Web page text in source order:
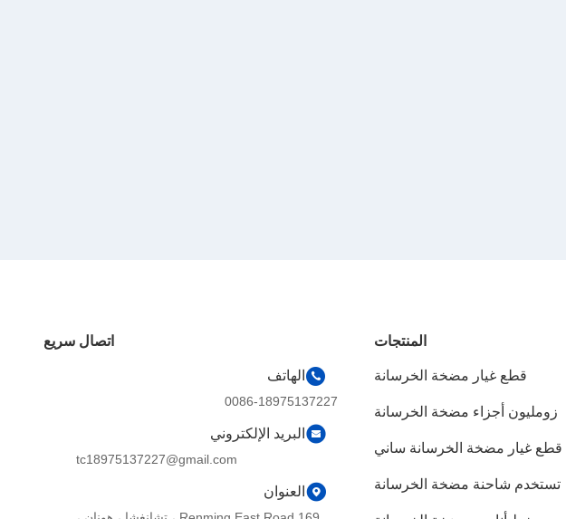
المنتجات
قطع غيار مضخة الخرسانة
زومليون أجزاء مضخة الخرسانة
قطع غيار مضخة الخرسانة ساني
تستخدم شاحنة مضخة الخرسانة
اتصال سريع
الهاتف
0086-18975137227
البريد الإلكتروني
tc18975137227@gmail.com
العنوان